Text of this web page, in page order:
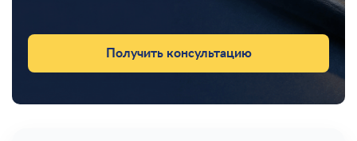
Получить консультацию